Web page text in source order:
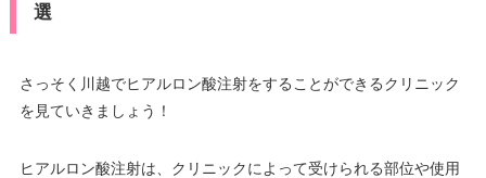
選
さっそく川越でヒアルロン酸注射をすることができるクリニック
を見ていきましょう！
ヒアルロン酸注射は、クリニックによって受けられる部位や使用